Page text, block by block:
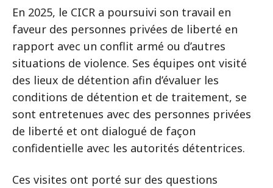
En 2025, le CICR a poursuivi son travail en
faveur des personnes privées de liberté en
rapport avec un conflit armé ou d’autres
situations de violence. Ses équipes ont visité
des lieux de détention afin d’évaluer les
conditions de détention et de traitement, se
sont entretenues avec des personnes privées
de liberté et ont dialogué de façon
confidentielle avec les autorités détentrices.
Ces visites ont porté sur des questions